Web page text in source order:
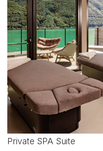
Private SPA Suite